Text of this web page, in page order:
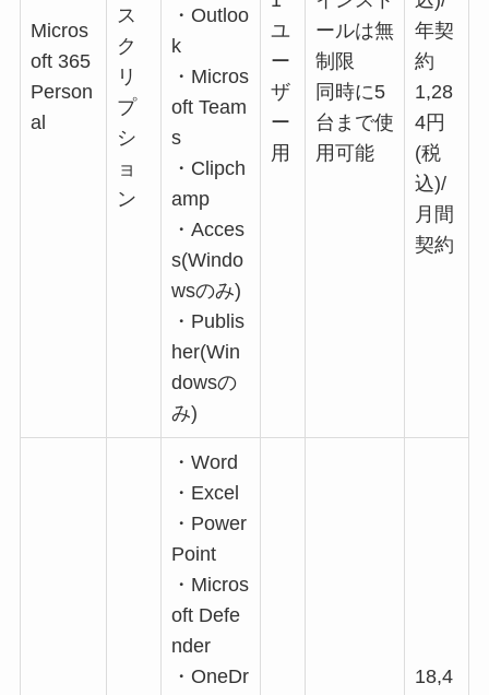
Micros
oft 365
Person
al
ス
ク
リ
プ
シ
ョ
ン
・Outloo
k
・Micros
oft Team
s
・Clipch
amp
・Acces
s(Windo
wsのみ)
・Publis
her(Win
dowsの
み)
ユ
ー
ザ
ー
用
ールは無
制限
同時に5
台まで使
用可能
年契
約
1,28
4円
(税
込)/
月間
契約
・Word
・Excel
・Power
Point
・Micros
oft Defe
nder
・OneDr
18,4